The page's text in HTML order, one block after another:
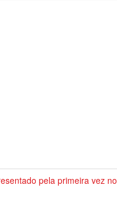
pela primeira vez no